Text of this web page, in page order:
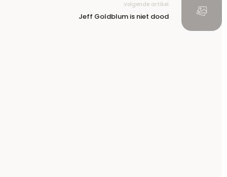
Volgende artikel
Jeff Goldblum is niet dood